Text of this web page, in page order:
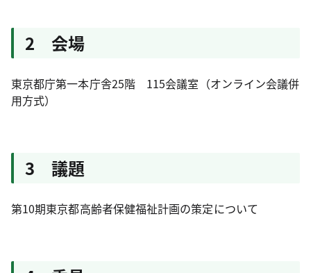
2 会場
東京都庁第一本庁舎25階 115会議室（オンライン会議併
用方式）
3 議題
第10期東京都高齢者保健福祉計画の策定について